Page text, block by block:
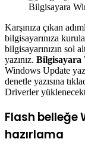
Bilgisayara
Karşınıza çıkan
bilgisayarınıza
bilgisayarınızın sol
yazınız. Bilgisayara
Windows Update
denetle yazısına
Driverler
Flash belleğe
hazırlama